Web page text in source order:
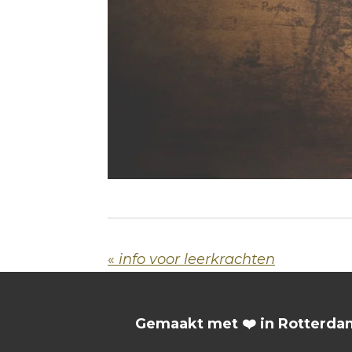
« info voor leerkrachten
Gemaakt met ❤️ in